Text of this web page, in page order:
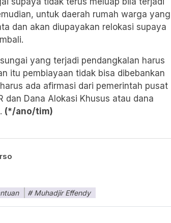
untuk daerah rumah warga yang
dan akan diupayakan relokasi supaya
yang terjadi pendangkalan harus
itu pembiayaan tidak bisa dibebankan
ada afirmasi dari pemerintah pusat
dan Dana Alokasi Khusus atau dana
(*/ano/tim)
Muhadjir Effendy